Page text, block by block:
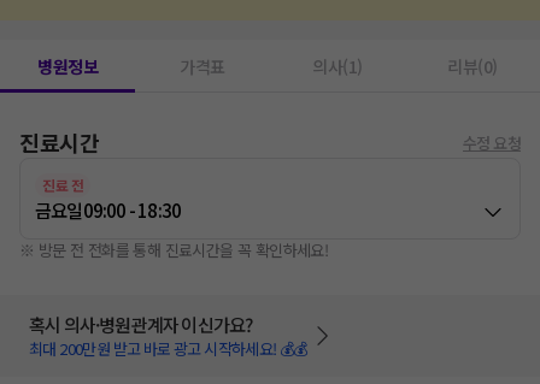
병원정보 가격표 의사(1) 리뷰(0)
진료시간 수정 요청
진료 전
금요일09:00 - 18:30
※ 방문 전 전화를 통해 진료시간을 꼭 확인하세요!
혹시 의사·병원관계자 이신가요?
최대 200만원 받고 바로 광고 시작하세요! 💰💰